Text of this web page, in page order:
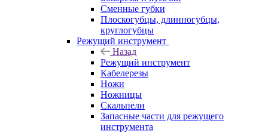
Сменные губки
Плоскогубцы, длинногубцы,
круглогубцы
Режущий инструмент
Назад
Режущий инструмент
Кабелерезы
Ножи
Ножницы
Скальпели
Запасные части для режущего
инструмента